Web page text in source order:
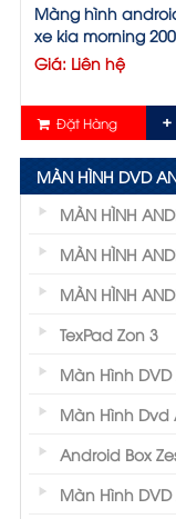
Màng hình
xe kia morning
Giá: Liên hệ
Đặt Hàng
MÀN HÌNH DVD
MÀN HÌNH
MÀN HÌNH
MÀN HÌNH
TexPad Zon 3
Màn Hình
Màn Hình Dvd
Android Box
Màn Hình